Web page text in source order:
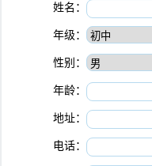
姓名：
年级：
性别：
年龄：
地址：
电话：